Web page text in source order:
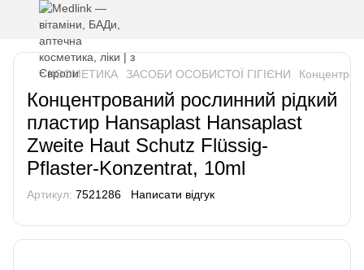
КОСМЕТИКА ЗАСОБИ ОСОБИСТОЇ ГІГІЄНИ
Концентрований рослинний рідкий
пластир Hansaplast Hansaplast
Zweite Haut Schutz Flüssig-
Pflaster-Konzentrat, 10ml
Артикул: 7521286 Написати відгук